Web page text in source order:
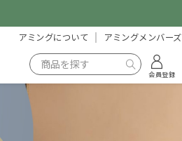
アミングについて アミングメンバーズ
会員登録